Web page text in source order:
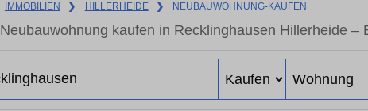
IMMOBILIEN ❯ HILLERHEIDE ❯ NEUBAUWOHNUNG-KAUFEN
Neubauwohnung kaufen in Recklinghausen Hillerheide